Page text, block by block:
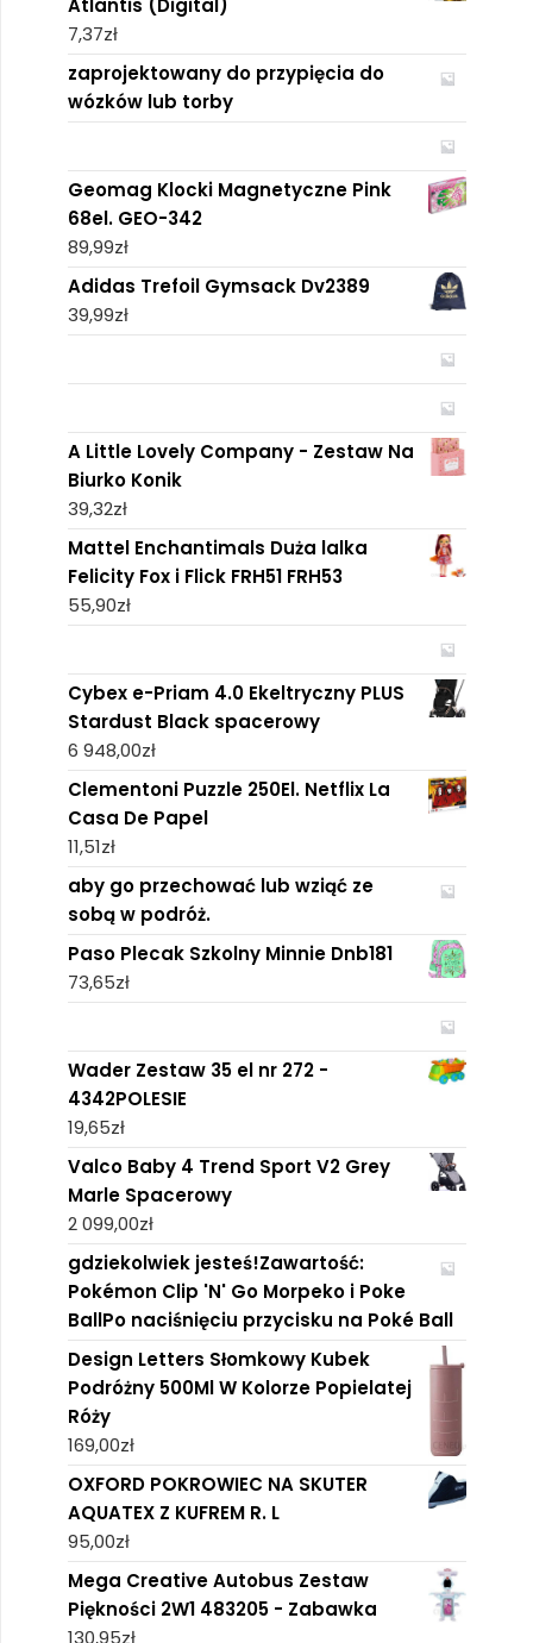
Atlantis (Digital)
7,37zł
zaprojektowany do przypięcia do
wózków lub torby
Geomag Klocki Magnetyczne Pink
68el. GEO-342
89,99zł
Adidas Trefoil Gymsack Dv2389
39,99zł
A Little Lovely Company - Zestaw Na
Biurko Konik
39,32zł
Mattel Enchantimals Duża lalka
Felicity Fox i Flick FRH51 FRH53
55,90zł
Cybex e-Priam 4.0 Ekeltryczny PLUS
Stardust Black spacerowy
6 948,00zł
Clementoni Puzzle 250El. Netflix La
Casa De Papel
11,51zł
aby go przechować lub wziąć ze
sobą w podróż.
Paso Plecak Szkolny Minnie Dnb181
73,65zł
Wader Zestaw 35 el nr 272 -
4342POLESIE
19,65zł
Valco Baby 4 Trend Sport V2 Grey
Marle Spacerowy
2 099,00zł
gdziekolwiek jesteś!Zawartość:
Pokémon Clip 'N' Go Morpeko i Poke
BallPo naciśnięciu przycisku na Poké Ball
Design Letters Słomkowy Kubek
Podróżny 500Ml W Kolorze Popielatej
Róży
169,00zł
OXFORD POKROWIEC NA SKUTER
AQUATEX Z KUFREM R. L
95,00zł
Mega Creative Autobus Zestaw
Piękności 2W1 483205 - Zabawka
130,95zł